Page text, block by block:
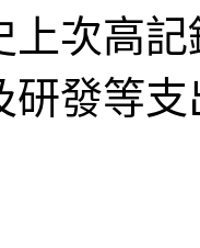
上次高
研發等